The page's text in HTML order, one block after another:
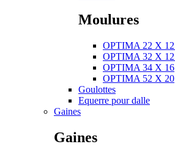
Moulures
OPTIMA 22 X
OPTIMA 32 X
OPTIMA 34 X 16
OPTIMA 52 X 20
Goulottes
Equerre pour dalle
Gaines
Gaines